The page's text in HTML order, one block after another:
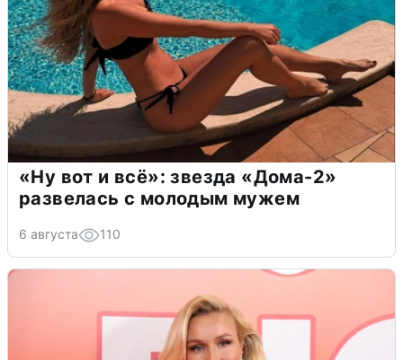
«Ну вот и всё»: звезда «Дома-2»
развелась с молодым мужем
6 августа 110